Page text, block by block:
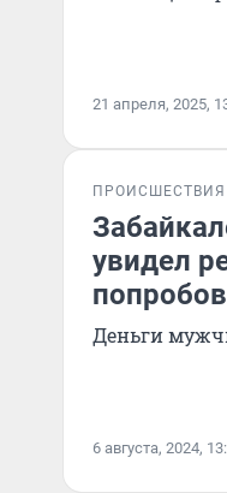
21 апреля, 2025,
ПРОИСШЕСТВИЯ
увидел
Деньги
6 августа, 2024,